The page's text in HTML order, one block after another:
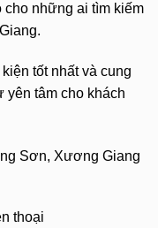
cho những ai tìm kiếm
tốt nhất và cung
yên tâm cho khách
Sơn, Xương Giang
thoại